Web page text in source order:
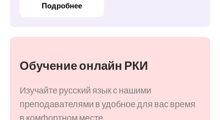
Подробнее
Обучение онлайн РКИ
Изучайте русский язык с нашими
преподавателями в удобное для вас время
в комфортном месте